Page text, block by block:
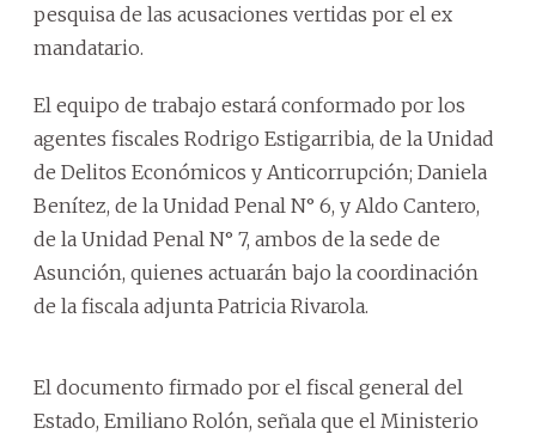
pesquisa de las acusaciones vertidas por el ex
mandatario.
El equipo de trabajo estará conformado por los
agentes fiscales Rodrigo Estigarribia, de la Unidad
de Delitos Económicos y Anticorrupción; Daniela
Benítez, de la Unidad Penal N° 6, y Aldo Cantero,
de la Unidad Penal N° 7, ambos de la sede de
Asunción, quienes actuarán bajo la coordinación
de la fiscala adjunta Patricia Rivarola.
El documento firmado por el fiscal general del
Estado, Emiliano Rolón, señala que el Ministerio